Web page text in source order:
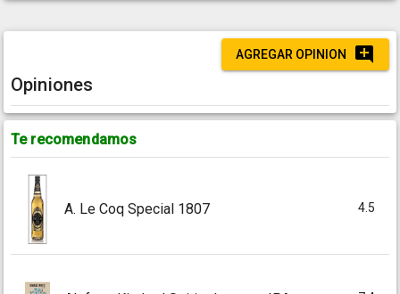
AGREGAR OPINION
Opiniones
Te recomendamos
A. Le Coq Special 1807 4.5